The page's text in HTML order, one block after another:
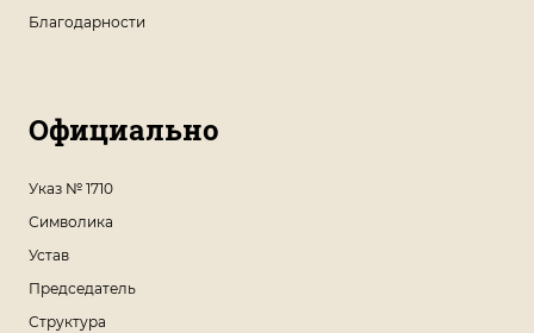
Благодарности
Официально
Указ № 1710
Символика
Устав
Председатель
Структура